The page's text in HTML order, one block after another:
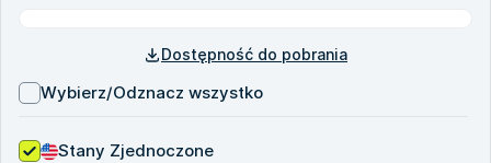
Dostępność do pobrania
Wybierz/Odznacz wszystko
Stany Zjednoczone